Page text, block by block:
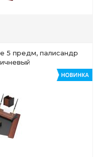
5 предм, палисандр